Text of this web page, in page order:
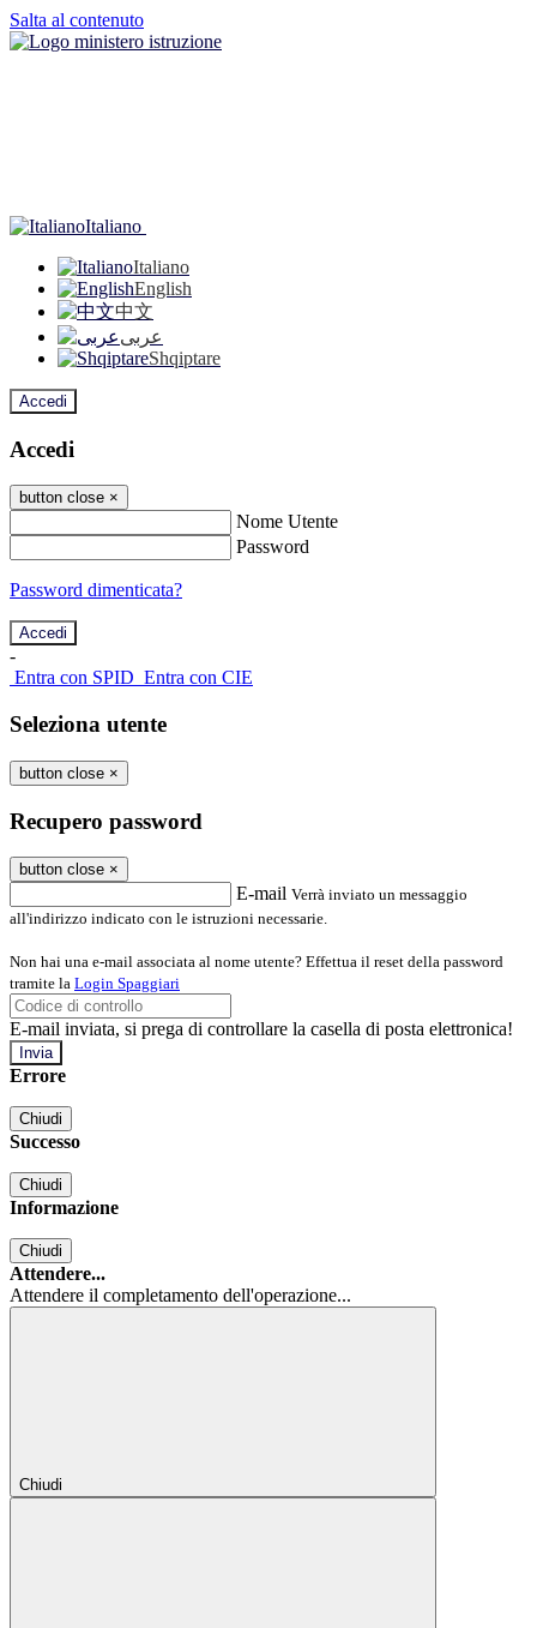
Salta al contenuto
Italiano
Italiano
English
中文
عربى
Shqiptare
Accedi
Accedi
button close ×
Nome Utente
Password
Password dimenticata?
-
Entra con SPID Entra con CIE
Seleziona utente
button close ×
Recupero password
button close ×
E-mail Verrà inviato un messaggio
all'indirizzo indicato con le istruzioni necessarie.
Non hai una e-mail associata al nome utente? Effettua il reset della password
tramite la Login Spaggiari
E-mail inviata, si prega di controllare la casella di posta elettronica!
Errore
Chiudi
Successo
Chiudi
Informazione
Chiudi
Attendere...
Attendere il completamento dell'operazione...
Chiudi